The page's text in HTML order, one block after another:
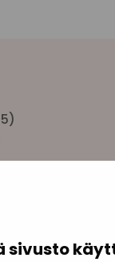
sivusto